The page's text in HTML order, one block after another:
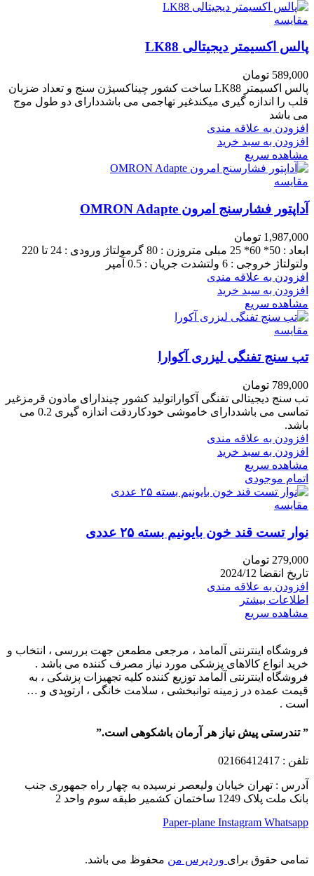
مقایسه
پالس اکسیمتر دیجیتالی LK88
589,000 تومان
پالس اکسیمتر LK88 ساخت کشور چیناکسیژن سنج و تعداد ضزبان
قلب را اندازه گیری میکندغیر تهاجمی می باشددارای دو طول موج
می باشد
افزودن به علاقه مندی
افزودن به سبد خرید
مشاهده سریع
مقایسه
آداپتور فشارسنج امرون OMRON Adapte
1,987,000 تومان
ابعاد : 50* 60* 25 مبلی متروزن : 80 گرمولتاژ ورودی : 24 تا 220
ولتولتاژ خروجی : 6 ولتشدت جریان : 0.5 آمپر
افزودن به علاقه مندی
افزودن به سبد خرید
مشاهده سریع
مقایسه
تب سنج تفنگی لیزری آکوارا
789,000 تومان
تب سنج دیجیتالی تفنگی آکواراتولید کشور چیندارای مادون قرمزغیر
تماسی می باشددارای خاموشی خودکاردقت اندازه گیری 0.2 می
باشد.
افزودن به علاقه مندی
افزودن به سبد خرید
مشاهده سریع
اتمام موجودی
مقایسه
نوار تست قند خون بایونیم بسته ۲۵ عددی
279,000 تومان
تاریخ انقضا 2024/12
افزودن به علاقه مندی
اطلاعات بیشتر
مشاهده سریع
فروشگاه اینترنتی آلمامد ، مرجعی مطمعن جهت بررسی ، انتخاب و
خرید انواع کالاهای پزشکی مورد نیاز مصرف کننده می باشد .
فروشگاه اینترنتی آلمامد توزیع کننده کلیه تجهیزات پزشکی ، به
قیمت عمده در زمینه توانبخشی ، سلامت خانگی ، ارتوپدی و …
است .
” تندرستی پیش نیاز هر آرمان باشکوهی است.”
تلفن : 02166412417
آدرس : تهران خیابان ولیعصر نرسیده به چهار راه جمهوری جنب
بانک ملت پلاک 1249 ساختمان کشمیر طبقه سوم واحد 2
Paper-plane Instagram Whatsapp
تمامی حقوق برای وردپرس من محفوظ می باشد.